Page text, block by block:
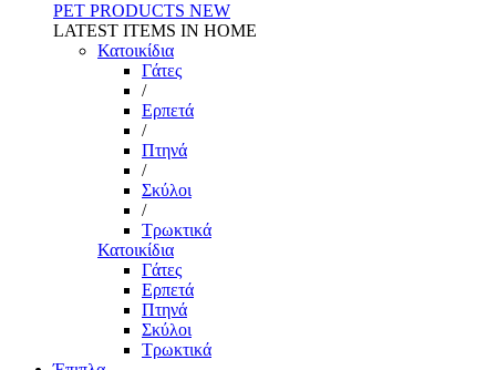
PET PRODUCTS NEW
LATEST ITEMS IN HOME
Κατοικίδια
Γάτες
/
Ερπετά
/
Πτηνά
/
Σκύλοι
/
Τρωκτικά
Κατοικίδια
Γάτες
Ερπετά
Πτηνά
Σκύλοι
Τρωκτικά